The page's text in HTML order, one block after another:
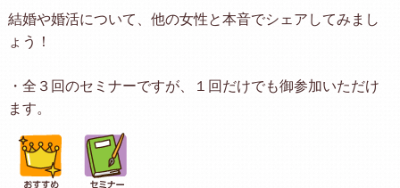
結婚や婚活について、他の女性と本音でシェアしてみまし
ょう！
・全３回のセミナーですが、１回だけでも御参加いただけ
ます。